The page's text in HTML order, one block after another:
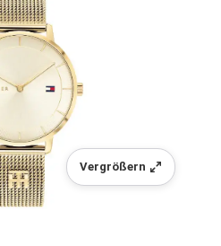
Vergrößern